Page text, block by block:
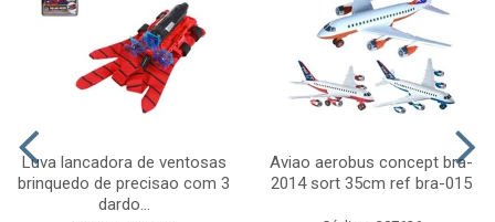
Luva lancadora de ventosas
brinquedo de precisao com 3
dardo...
Aviao aerobus concept bra-
2014 sort 35cm ref bra-015